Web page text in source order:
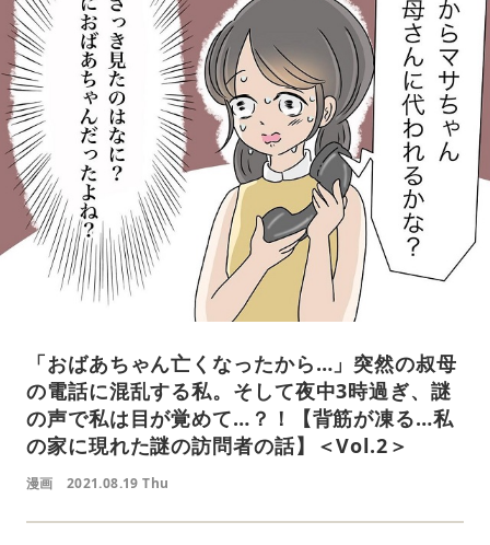
「おばあちゃん亡くなったから…」突然の叔母
の電話に混乱する私。そして夜中3時過ぎ、謎
の声で私は目が覚めて…？！【背筋が凍る…私
の家に現れた謎の訪問者の話】＜Vol.2＞
漫画 2021.08.19 Thu